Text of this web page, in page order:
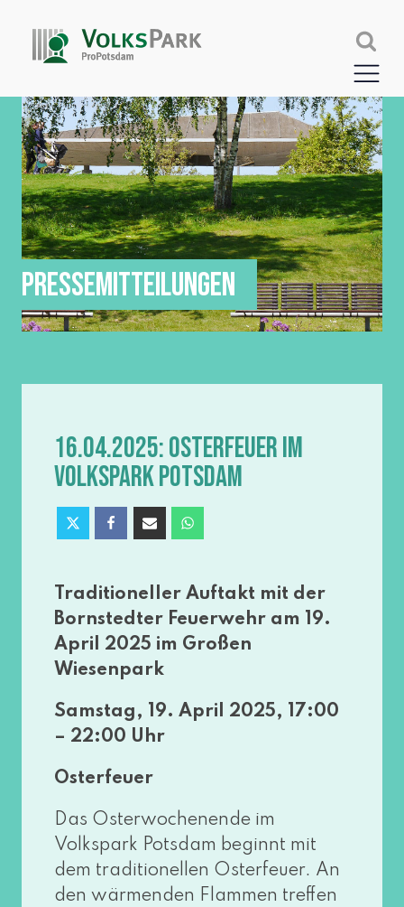
PRESSEMITTEILUNGEN
16.04.2025: OSTERFEUER IM
VOLKSPARK POTSDAM
Traditioneller Auftakt mit der
Bornstedter Feuerwehr am 19.
April 2025 im Großen
Wiesenpark
Samstag, 19. April 2025, 17:00
– 22:00 Uhr
Osterfeuer
Das Osterwochenende im
Volkspark Potsdam beginnt mit
dem tra­di­tio­nel­len Osterfeuer. An
den wär­men­den Flammen tref­fen